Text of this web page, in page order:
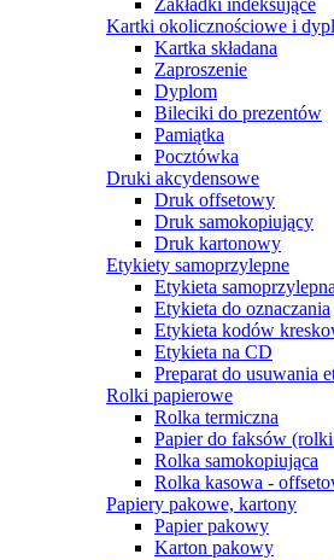
Zakładki indeksujące
Kartki okolicznościowe i
Kartka składana
Zaproszenie
Dyplom
Bileciki do prezentów
Pamiątka
Pocztówka
Druki akcydensowe
Druk offsetowy
Druk samokopiujący
Druk kartonowy
Etykiety samoprzylepne
Etykieta
Etykieta do oznaczania
Etykieta kodów
Etykieta na CD
Preparat do usuwania
Rolki papierowe
Rolka termiczna
Papier do faksów
Rolka samokopiująca
Rolka kasowa -
Papiery pakowe, kartony
Papier pakowy
Karton pakowy